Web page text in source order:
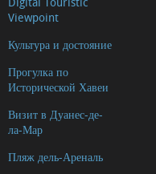
клиники
и
Gyms
Viewpoint
Культура и достояние
Прогулка по
Исторической Хавеи
Визит в Дуанес-де-
ла-Мар
Пляж дель-Ареналь